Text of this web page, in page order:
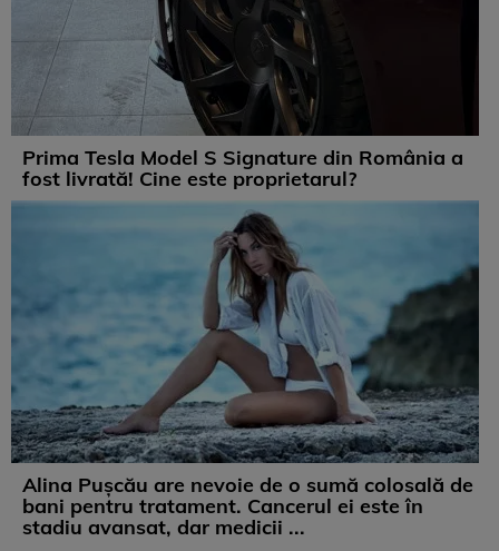
Prima Tesla Model S Signature din România a
fost livrată! Cine este proprietarul?
Alina Pușcău are nevoie de o sumă colosală de
bani pentru tratament. Cancerul ei este în
stadiu avansat, dar medicii ...